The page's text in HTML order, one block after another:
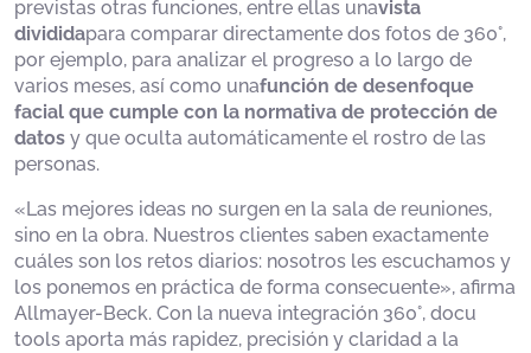
previstas otras funciones, entre ellas unavista
divididapara comparar directamente dos fotos de 360°,
por ejemplo, para analizar el progreso a lo largo de
varios meses, así como unafunción de desenfoque
facial que cumple con la normativa de protección de
datos y que oculta automáticamente el rostro de las
personas.
«Las mejores ideas no surgen en la sala de reuniones,
sino en la obra. Nuestros clientes saben exactamente
cuáles son los retos diarios: nosotros les escuchamos y
los ponemos en práctica de forma consecuente», afirma
Allmayer-Beck. Con la nueva integración 360°, docu
tools aporta más rapidez, precisión y claridad a la